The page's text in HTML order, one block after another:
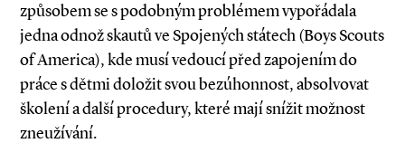
způsobem se s podobným problémem vypořádala
jedna odnož skautů ve Spojených státech (Boys Scouts
of America), kde musí vedoucí před zapojením do
práce s dětmi doložit svou bezúhonnost, absolvovat
školení a další procedury, které mají snížit možnost
zneužívání.